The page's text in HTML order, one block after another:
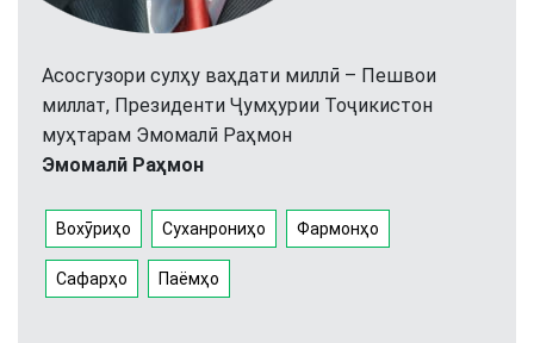
Асосгузори сулҳу ваҳдати миллӣ – Пешвои
миллат, Президенти Ҷумҳурии Тоҷикистон
муҳтарам Эмомалӣ Раҳмон
Эмомалӣ Раҳмон
Вохӯриҳо Суханрониҳо Фармонҳо
Сафарҳо Паёмҳо